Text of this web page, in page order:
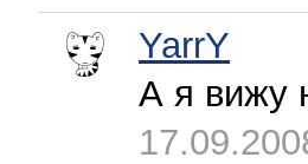
YarrY
А я вижу